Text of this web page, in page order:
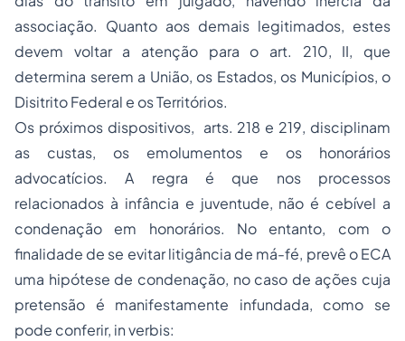
associação. Quanto aos demais legitimados, estes
devem voltar a atenção para o art. 210, II, que
determina serem a União, os Estados, os Municípios, o
Disitrito Federal e os Territórios.
Os próximos dispositivos, arts. 218 e 219, disciplinam
as custas, os emolumentos e os honorários
advocatícios. A regra é que nos processos
relacionados à infância e juventude, não é cebível a
condenação em honorários. No entanto, com o
finalidade de se evitar litigância de má-fé, prevê o ECA
uma hipótese de condenação, no caso de ações cuja
pretensão é manifestamente infundada, como se
pode conferir, in verbis: